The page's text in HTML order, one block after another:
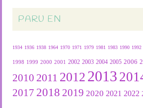
PARU EN
1934 1936 1938 1964 1970 1971 1979 1981 1983 1990 1992
1998 1999 2000 2001 2002 2003 2004 2005 2006
2010 2011 2012 2013
2017 2018 2019 2020 2021 2022